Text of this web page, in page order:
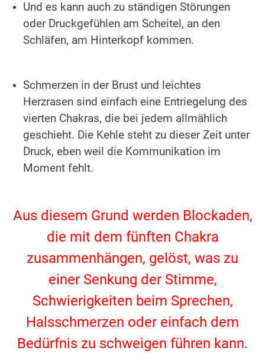
Und es kann auch zu ständigen Störungen
oder Druckgefühlen am Scheitel, an den
Schläfen, am Hinterkopf kommen.
Schmerzen in der Brust und leichtes
Herzrasen sind einfach eine Entriegelung des
vierten Chakras, die bei jedem allmählich
geschieht. Die Kehle steht zu dieser Zeit unter
Druck, eben weil die Kommunikation im
Moment fehlt.
Aus diesem Grund werden Blockaden,
die mit dem fünften Chakra
zusammenhängen, gelöst, was zu
einer Senkung der Stimme,
Schwierigkeiten beim Sprechen,
Halsschmerzen oder einfach dem
Bedürfnis zu schweigen führen kann.